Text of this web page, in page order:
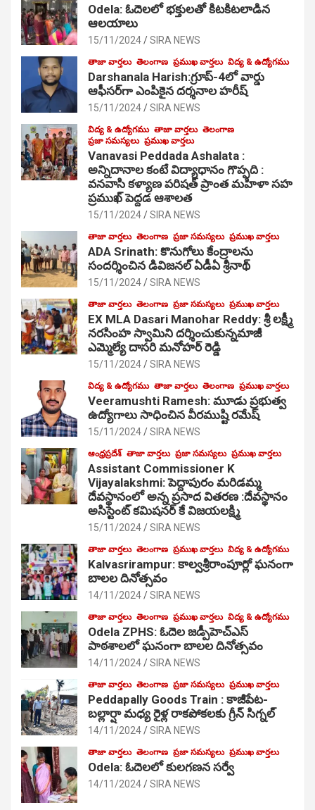
Odela: ఓదెల‌లో భక్తులతో కిటకిటలాడిన
ఆల‌యాలు
15/11/2024 SIRA NEWS
తాజా వార్తలు తెలంగాణ ప్రముఖ వార్తలు విద్య & ఉద్యోగము
Darshanala Harish:గ్రూప్-4లో వార్డు
ఆఫీసర్‌గా ఎంపికైన దర్శనాల హరీష్
15/11/2024 SIRA NEWS
విద్య & ఉద్యోగము తాజా వార్తలు తెలంగాణ
ప్రజా సమస్యలు ప్రముఖ వార్తలు
Vanavasi Peddada Ashalata :
అన్నిదానాల కంటే విద్యాధానం గొప్పది :
వనవాసి కళ్యాణ పరిషత్ ప్రాంత మహిళా సహ
ప్రముఖ్ పెద్దడ ఆశాలత
15/11/2024 SIRA NEWS
తాజా వార్తలు తెలంగాణ ప్రజా సమస్యలు ప్రముఖ వార్తలు
ADA Srinath: కొనుగోలు కేంద్రాల‌ను
సంద‌ర్శించిన డివిజనల్ ఏడీఏ శ్రీనాథ్
15/11/2024 SIRA NEWS
తాజా వార్తలు తెలంగాణ ప్రజా సమస్యలు ప్రముఖ వార్తలు
EX MLA Dasari Manohar Reddy: శ్రీ లక్ష్మీ
నరసింహ స్వామిని దర్శించుకున్నమాజీ
ఎమ్మెల్యే దాసరి మనోహర్ రెడ్డి
15/11/2024 SIRA NEWS
విద్య & ఉద్యోగము తాజా వార్తలు తెలంగాణ ప్రముఖ వార్తలు
Veeramushti Ramesh: మూడు ప్రభుత్వ
ఉద్యోగాలు సాధించిన వీరముష్టి రమేష్
15/11/2024 SIRA NEWS
ఆంధ్రప్రదేశ్ తాజా వార్తలు ప్రజా సమస్యలు ప్రముఖ వార్తలు
Assistant Commissioner K
Vijayalakshmi: పెద్దాపురం మరిడమ్మ
దేవస్థానంలో అన్న ప్రసాద వితరణ :దేవస్థానం
అసిస్టెంట్ కమిషనర్ కే విజయలక్ష్మి
15/11/2024 SIRA NEWS
తాజా వార్తలు తెలంగాణ ప్రముఖ వార్తలు విద్య & ఉద్యోగము
Kalvasrirampur: కాల్వశ్రీరాంపూర్లో ఘనంగా
బాలల దినోత్సవం
14/11/2024 SIRA NEWS
తాజా వార్తలు తెలంగాణ ప్రముఖ వార్తలు విద్య & ఉద్యోగము
Odela ZPHS: ఓదెల జ‌డ్పీహెచ్ఎస్
పాఠ‌శాల‌లో ఘనంగా బాలల దినోత్సవం
14/11/2024 SIRA NEWS
తాజా వార్తలు తెలంగాణ ప్రజా సమస్యలు ప్రముఖ వార్తలు
Peddapally Goods Train : కాజీపేట-
బల్లార్షా మధ్య రైళ్ల రాకపోకలకు గ్రీన్ సిగ్నల్
14/11/2024 SIRA NEWS
తాజా వార్తలు తెలంగాణ ప్రజా సమస్యలు ప్రముఖ వార్తలు
Odela: ఓదెలలో కులగణన సర్వే
14/11/2024 SIRA NEWS